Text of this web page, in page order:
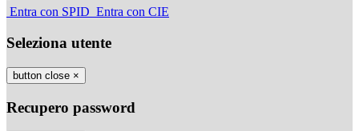
Entra con SPID Entra con CIE
Seleziona utente
button close ×
Recupero password